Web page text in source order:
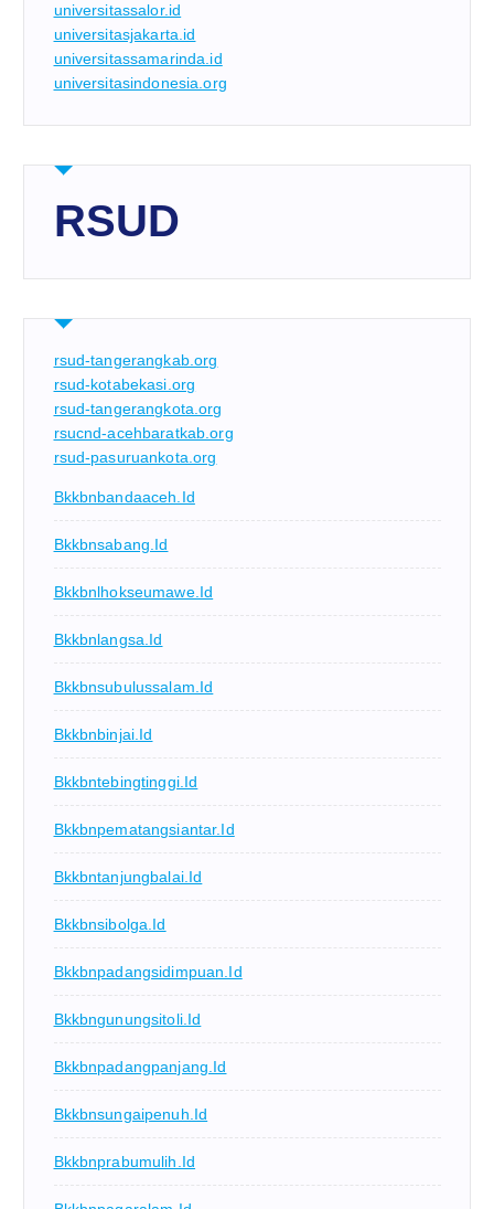
universitassalor.id
universitasjakarta.id
universitassamarinda.id
universitasindonesia.org
RSUD
rsud-tangerangkab.org
rsud-kotabekasi.org
rsud-tangerangkota.org
rsucnd-acehbaratkab.org
rsud-pasuruankota.org
Bkkbnbandaaceh.id
Bkkbnsabang.id
Bkkbnlhokseumawe.id
Bkkbnlangsa.id
Bkkbnsubulussalam.id
Bkkbnbinjai.id
Bkkbntebingtinggi.id
Bkkbnpematangsiantar.id
Bkkbntanjungbalai.id
Bkkbnsibolga.id
Bkkbnpadangsidimpuan.id
Bkkbngunungsitoli.id
Bkkbnpadangpanjang.id
Bkkbnsungaipenuh.id
Bkkbnprabumulih.id